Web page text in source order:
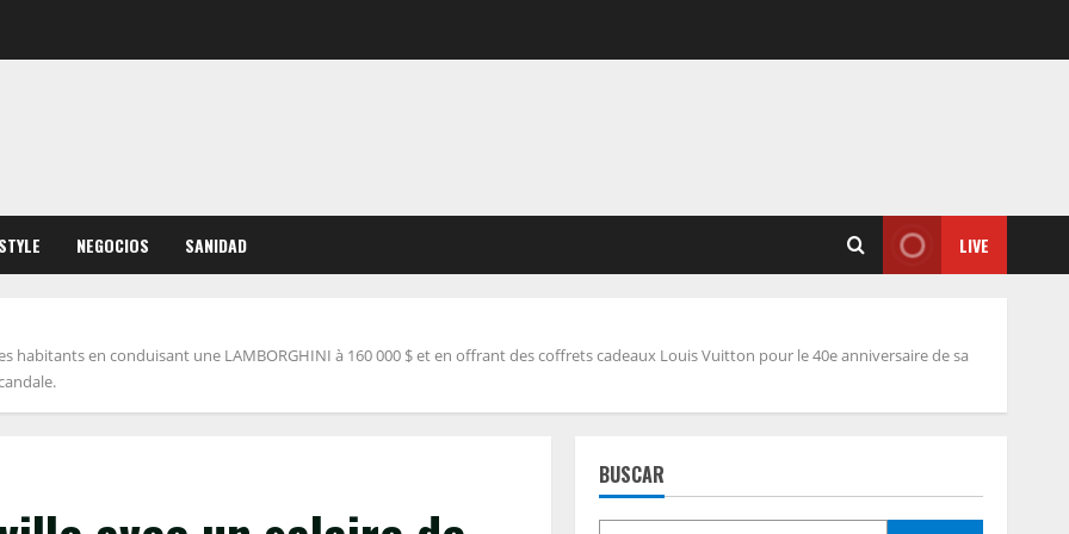
NEGOCIOS SANIDAD LIVE
habitants en conduisant une LAMBORGHINI à 160 000 $ et en offrant des coffrets cadeaux Louis Vuitton pour le 40e anniversaire de sa
BUSCAR